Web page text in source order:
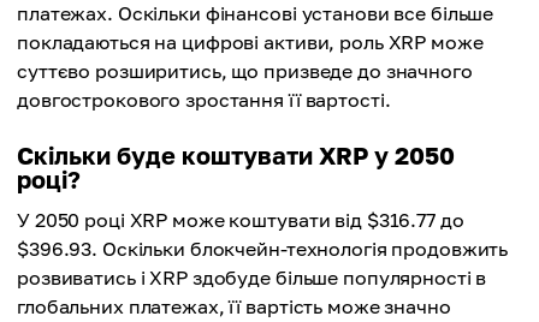
платежах. Оскільки фінансові установи все більше
покладаються на цифрові активи, роль XRP може
суттєво розширитись, що призведе до значного
довгострокового зростання її вартості.
Скільки буде коштувати XRP у 2050
році?
У 2050 році XRP може коштувати від $316.77 до
$396.93. Оскільки блокчейн-технологія продовжить
розвиватись і XRP здобуде більше популярності в
глобальних платежах, її вартість може значно